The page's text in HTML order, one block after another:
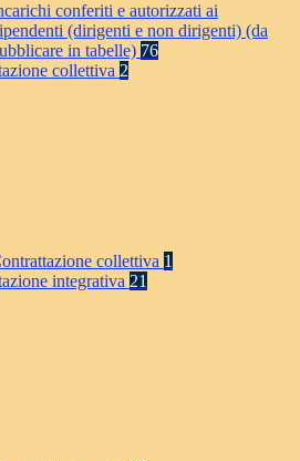
conferiti e autorizzati ai
(dirigenti e non dirigenti) (da
in tabelle) 76
collettiva 2
collettiva 1
integrativa 21